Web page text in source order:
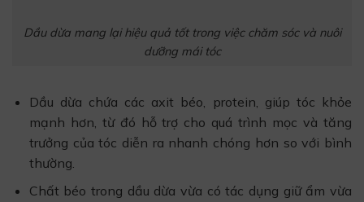
Dầu dừa mang lại hiệu quả tốt trong việc chăm sóc và nuôi
dưỡng mái tóc
Dầu dừa chứa các axit béo, protein, giúp tóc khỏe
mạnh hơn, từ đó hỗ trợ cho quá trình mọc và tăng
trưởng của tóc diễn ra nhanh chóng hơn so với bình
thường.
Chất béo trong dầu dừa vừa có tác dụng giữ ẩm vừa